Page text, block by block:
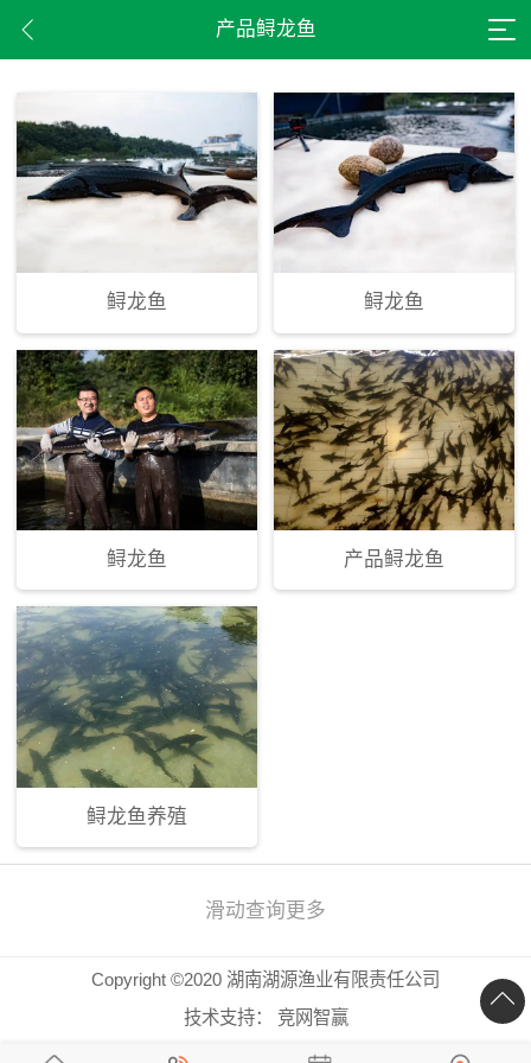
产品鲟龙鱼
鲟龙鱼 鲟龙鱼
鲟龙鱼 产品鲟龙鱼
鲟龙鱼养殖
滑动查询更多
Copyright ©2020 湖南湖源渔业有限责任公司
技术支持：
竞网智赢